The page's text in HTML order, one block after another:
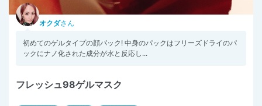
オクダさん
初めてのゲルタイプの顔パック! 中身のパックはフリーズドライのパ
ックにナノ化された成分が水と反応し...
フレッシュ98ゲルマスク